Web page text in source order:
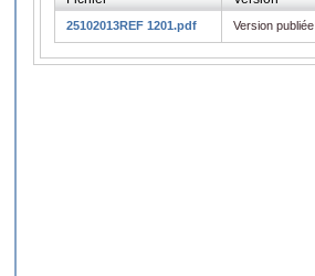
25102013REF 1201.pdf Version publiée